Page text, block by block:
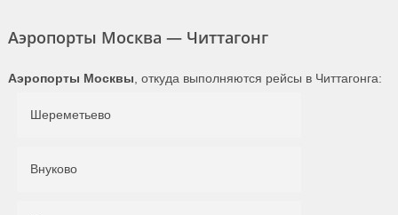
Аэропорты Москва — Читтагонг
Аэропорты Москвы , откуда выполняются рейсы в Читтагонга:
Шереметьево
Внуково